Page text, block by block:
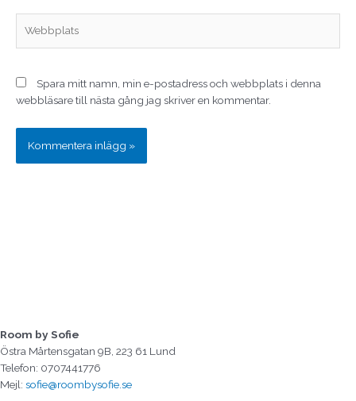
Spara mitt namn, min e-postadress och webbplats i denna
webbläsare till nästa gång jag skriver en kommentar.
Room by Sofie
Östra Mårtensgatan 9B, 223 61 Lund
Telefon: 0707441776
Mejl: sofie@roombysofie.se